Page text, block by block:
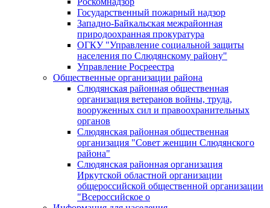
Государственный пожарный надзор
Западно-Байкальская межрайонная
природоохранная прокуратура
ОГКУ "Управление социальной защиты
населения по Слюдянскому району"
Управление Росреестра
Общественные организации района
Слюдянская районная общественная
организация ветеранов войны, труда,
вооруженных сил и правоохранительных
органов
Слюдянская районная общественная
организация "Совет женщин Слюдянского
района"
Слюдянская районная организация
Иркутской областной организации
общероссийской общественной организации
"Всероссийское о